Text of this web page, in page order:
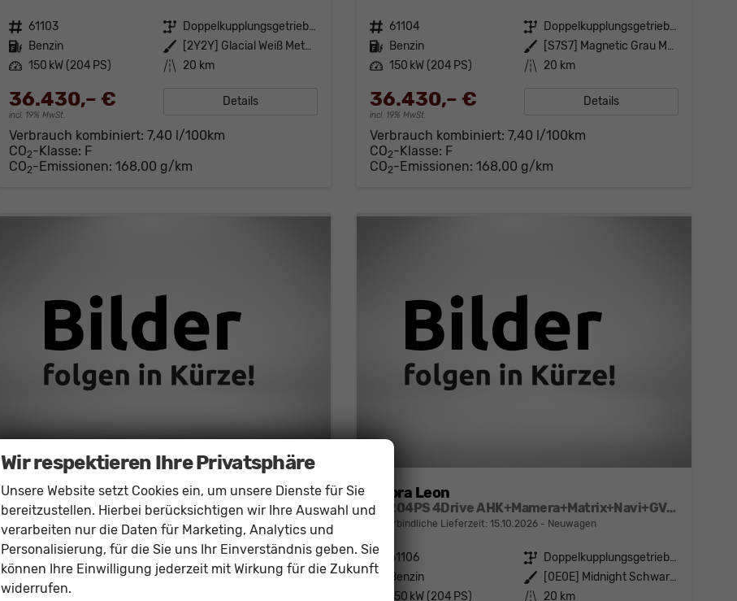
Fahrzeugnr. 61103 Getriebe
Doppelkupplungsgetriebe (DSG)
Kraftstoff Benzin Außenfarbe
[2Y2Y] Glacial Weiß Metallic
Leistung 150 kW (204 PS) Kilometerstand 20 km
36.430,– €
incl. 19% MwSt.
Details
Verbrauch kombiniert: 7,40 l/100km
CO2-Klasse: F
CO2-Emissionen: 168,00 g/km
Fahrzeugnr. 61104 Getriebe
Doppelkupplungsgetriebe (DSG)
Kraftstoff Benzin Außenfarbe
[S7S7] Magnetic Grau Metallic
Leistung 150 kW (204 PS) Kilometerstand 20 km
36.430,– €
incl. 19% MwSt.
Details
Verbrauch kombiniert: 7,40 l/100km
CO2-Klasse: F
CO2-Emissionen: 168,00 g/km
Cupra Leon
ST 204PS 4Drive AHK+Mamera+Matrix+Navi+GV4+Kessy+Parklenk+Alarm
unverbindliche Lieferzeit:15.10.2026 Neuwagen
Fahrzeugnr. 61105 Getriebe
Doppelkupplungsgetriebe (DSG)
Kraftstoff Benzin Außenfarbe
[S7S7] Magnetic Grau Metallic
Leistung 150 kW (204 PS)
Cupra Leon
ST 204PS 4Drive AHK+Mamera+Matrix+Navi+GV4+Kessy+Parklenk+Alarm
unverbindliche Lieferzeit: 15.10.2026 Neuwagen
Fahrzeugnr. 61106 Getriebe
Doppelkupplungsgetriebe (DSG)
Kraftstoff
Benzin Außenfarbe
[0E0E] Midnight Schwarz Metallic
150 kW (204 PS) Kilometerstand 20 km
Wir respektieren Ihre Privatsphäre
Unsere Website setzt Cookies ein, um unsere Dienste für Sie
bereitzustellen. Hierbei berücksichtigen wir Ihre Auswahl und
verarbeiten nur die Daten für Marketing, Analytics und
Personalisierung, für die Sie uns Ihr Einverständnis geben. Sie
können Ihre Einwilligung jederzeit mit Wirkung für die Zukunft
widerrufen.